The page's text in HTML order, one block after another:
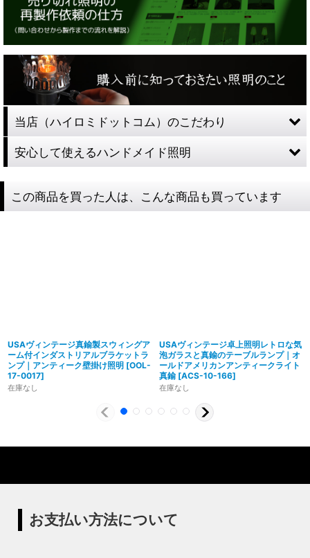
当店（ハイロミドットコム）のこだわり
製造からアフターフォローまで自店で行う一貫
ハイロミドットコムでは、アンティーク照明のリメイクやオ
やヴィンテージの照明はカスタムしたりリメイクして販売し
ています。ハンドメイドによる小規模生産により、他にはな
安心して使えるハンドメイド照明
の筒のようなインシュレーター（特殊なカーボンで出来た絶
縁体）が使われていることです。エジソンが電球を発明した
この商品を買った人は、こんな商品も買っています
USAヴィンテージ真鍮製スウィングア
ーム付インダストリアルブラケットラ
ンプ｜アンティーク壁掛け照明 [OOL-
17-0017]
在庫なし
USAヴィンテージ卓上照明レトロな気
泡ガラスと真鍮のテーブルランプ｜オ
ールドアメリカンアンティークライト
真鍮 [ACS-10-166]
在庫なし
お支払い方法について